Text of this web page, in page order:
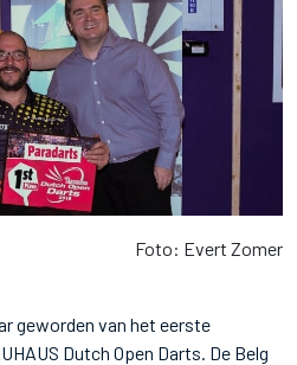
Foto: Evert Zomer
geworden van het eerste
Dutch Open Darts. De Belg